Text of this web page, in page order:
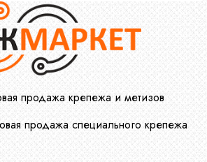
продажа крепежа и метизов
продажа специального крепежа